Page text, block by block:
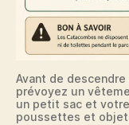
Avant de descendre
prévoyez un
un petit sac et
poussettes et